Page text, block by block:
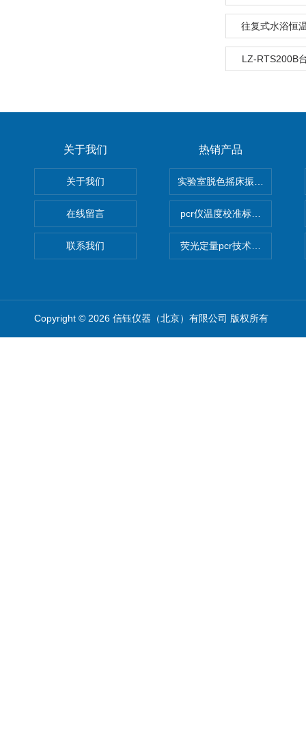
往复式水浴恒
LZ-RTS200B
关于我们
关于我们
在线留言
联系我们
热销产品
实验室脱色摇床振荡器
pcr仪温度校准标定设备
荧光定量pcr技术定制化服务
Copyright © 2026 信钰仪器（北京）有限公司 版权所有